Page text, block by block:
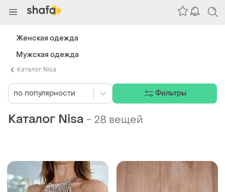
Каталог Nisa
Каталог Nisa - 28 вещей
по популярности Фильтры
Женская одежда
Мужская одежда